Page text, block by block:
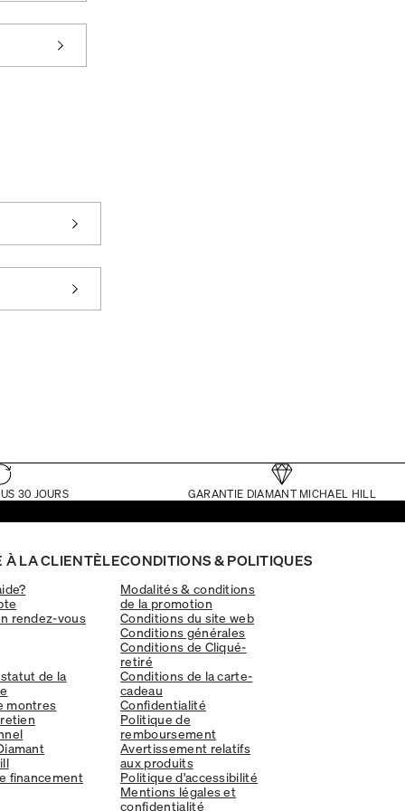
30 JOURS GARANTIE DIAMANT MICHAEL HILL
À LA CLIENTÈLE
rendez-vous
de la
montres
financement
CONDITIONS & POLITIQUES
Modalités & conditions
de la promotion
Conditions du site web
Conditions générales
Conditions de Cliqué-
retiré
Conditions de la carte-
cadeau
Confidentialité
Politique de
remboursement
Avertissement relatifs
aux produits
Politique d'accessibilité
Mentions légales et
confidentialité